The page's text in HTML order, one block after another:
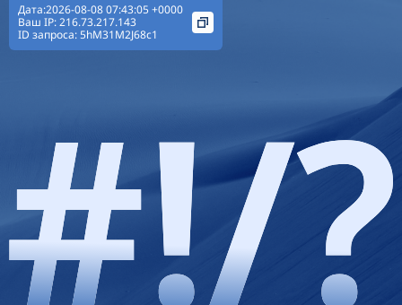
Дата:2026-08-08 07:43:05 +0000
Ваш IP:216.73.217.143
ID запроса:5hM31M2J68c1